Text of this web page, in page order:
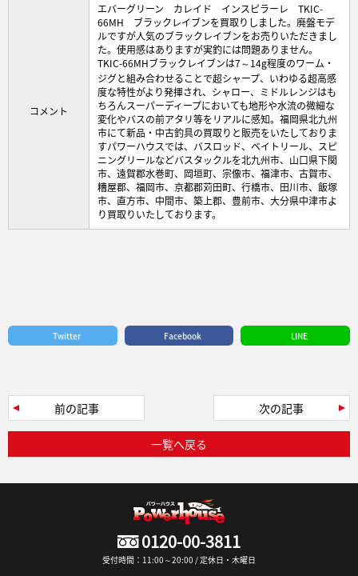
コメント
エバーグリーン カレイド インスピラーレ TKIC-
66MH ブラックレイブンを買取りしました。廃盤モデ
ルですが人気のブラックレイブンをお売りいただきまし
た。使用感はありますが実釣には問題ありません。
TKIC-66MHブラックレイブンは7～14g程度のワーム・
ジグと組み合わせることで超シャープ、いわゆる超高感
度な特性がより発揮され、シャロー、ミドルレンジはも
ちろんスーパーディープにおいても地形や水流の微細な
変化やバスの前アタリ等をリアルに感知。福岡県北九州
市にて新品・中古釣具の買取りと販売をいたしておりま
すパワーハウスでは、バスロッド、ベイトリール、スピ
ニングリールなどバスタックルを北九州市、山口県下関
市、遠賀郡水巻町、岡垣町、宗像市、福津市、古賀市、
糟屋郡、福岡市、京都郡苅田町、行橋市、田川市、飯塚
市、直方市、中間市、築上郡、豊前市、大分県中津市よ
り買取りいたしております。
Twitter Facebook LINE
前の記事
一覧へ戻る
次の記事
0120-00-3811
受付時間：11:00～20:00 / 定休日・木曜日